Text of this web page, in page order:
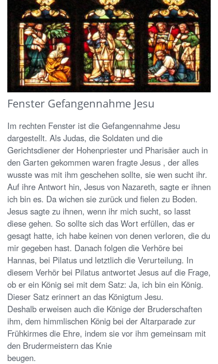
Fenster Gefangennahme Jesu
Im rechten Fenster ist die Gefangennahme Jesu
dargestellt. Als Judas, die Soldaten und die
Gerichtsdiener der Hohenpriester und Pharisäer auch in
den Garten gekommen waren fragte Jesus , der alles
wusste was mit ihm geschehen sollte, sie wen sucht ihr.
Auf ihre Antwort hin, Jesus von Nazareth, sagte er ihnen
ich bin es. Da wichen sie zurück und fielen zu Boden.
Jesus sagte zu ihnen, wenn ihr mich sucht, so lasst
diese gehen. So sollte sich das Wort erfüllen, das er
gesagt hatte, ich habe keinen von denen verloren, die du
mir gegeben hast. Danach folgen die Verhöre bei
Hannas, bei Pilatus und letztlich die Verurteilung. In
diesem Verhör bei Pilatus antwortet Jesus auf die Frage,
ob er ein König sei mit dem Satz: Ja, ich bin ein König.
Dieser Satz erinnert an das Königtum Jesu.
Deshalb erweisen auch die Könige der Bruderschaften
ihm, dem himmlischen König bei der Altarparade zur
Frühkirmes die Ehre, indem sie vor ihm gemeinsam mit
den Brudermeistern das Knie
beugen.